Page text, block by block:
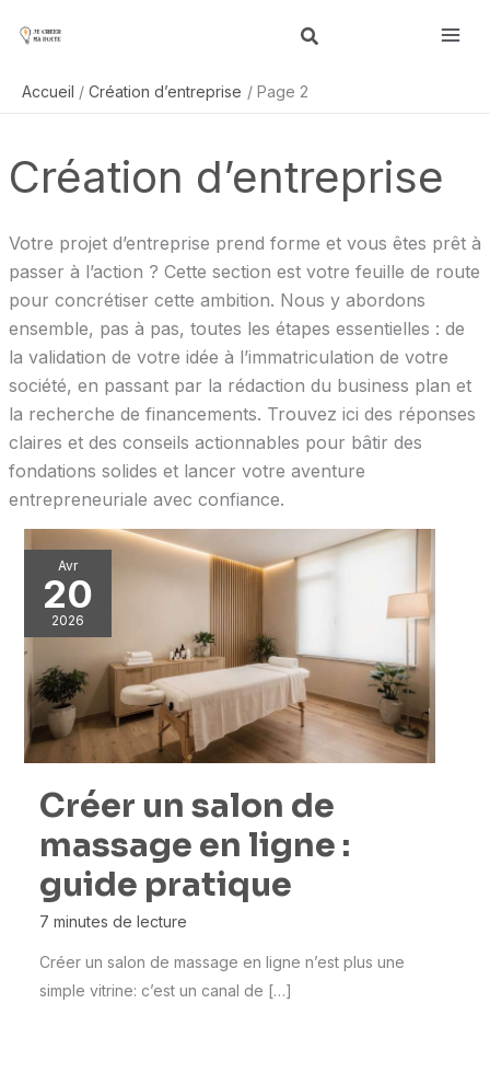
Accueil
Création d’entreprise Page 2
Création d’entreprise
Votre projet d’entreprise prend forme et vous êtes prêt à
passer à l’action ? Cette section est votre feuille de route
pour concrétiser cette ambition. Nous y abordons
ensemble, pas à pas, toutes les étapes essentielles : de
la validation de votre idée à l’immatriculation de votre
société, en passant par la rédaction du business plan et
la recherche de financements. Trouvez ici des réponses
claires et des conseils actionnables pour bâtir des
fondations solides et lancer votre aventure
entrepreneuriale avec confiance.
Avr
20
2026
Créer un salon de
massage en ligne :
guide pratique
7 minutes de lecture
Créer un salon de massage en ligne n’est plus une
simple vitrine: c’est un canal de […]
e
r
c